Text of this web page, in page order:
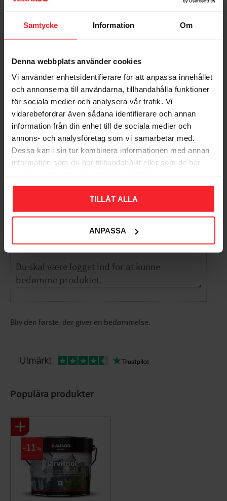
Samtycke Information Om
Denna webbplats använder cookies
Vi använder enhetsidentifierare för att anpassa innehållet
och annonserna till användarna, tillhandahålla funktioner
för sociala medier och analysera vår trafik. Vi
vidarebefordrar även sådana identifierare och annan
information från din enhet till de sociala medier och
annons- och analysföretag som vi samarbetar med.
Dessa kan i sin tur kombinera informationen med annan
information som du har tillhandahållit eller som de har
TILLÅT ALLA
ANPASSA
Bedømmelser
Bliv den første, der giver en bedømmelse.
Skrue Med Nippel, M5
4-90-8, Sort, 2stk, Habo
17148
006239516
38 DKK
Skrue Med Nippel M4
9-90-7 Poleret Messing,
Habo 76851
003483588
50DKK
Populära produkter
11 %